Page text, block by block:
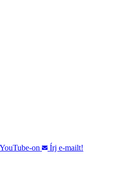
YouTube-on
Írj e-mailt!